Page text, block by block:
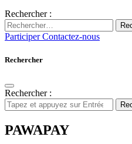
Rechercher :
ParticiperContactez-nous
Rechercher
Rechercher :
PAWAPAY